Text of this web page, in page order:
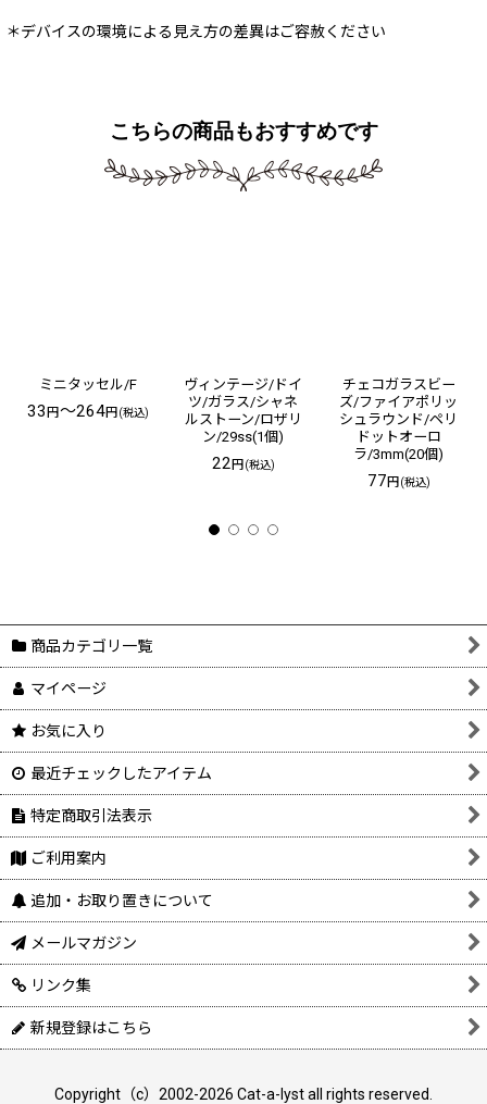
＊デバイスの環境による見え方の差異はご容赦ください
こちらの商品もおすすめです
ミニタッセル/F
33円～264円(税込)
ヴィンテージ/ドイ
ツ/ガラス/シャネ
ルストーン/ロザリ
ン/29ss(1個)
22円(税込)
チェコガラスビー
ズ/ファイアポリッ
シュラウンド/ペリ
ドットオーロ
ラ/3mm(20個)
77円(税込)
商品カテゴリ一覧
マイページ
お気に入り
最近チェックしたアイテム
特定商取引法表示
ご利用案内
追加・お取り置きについて
メールマガジン
リンク集
新規登録はこちら
Copyright（c）2002-2026 Cat-a-lyst all rights reserved.